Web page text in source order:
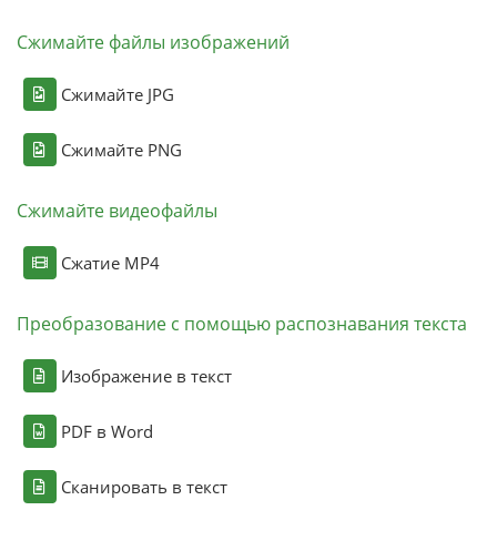
Сжимайте файлы изображений
Сжимайте JPG
Сжимайте PNG
Сжимайте видеофайлы
Сжатие MP4
Преобразование с помощью распознавания текста
Изображение в текст
PDF в Word
Сканировать в текст